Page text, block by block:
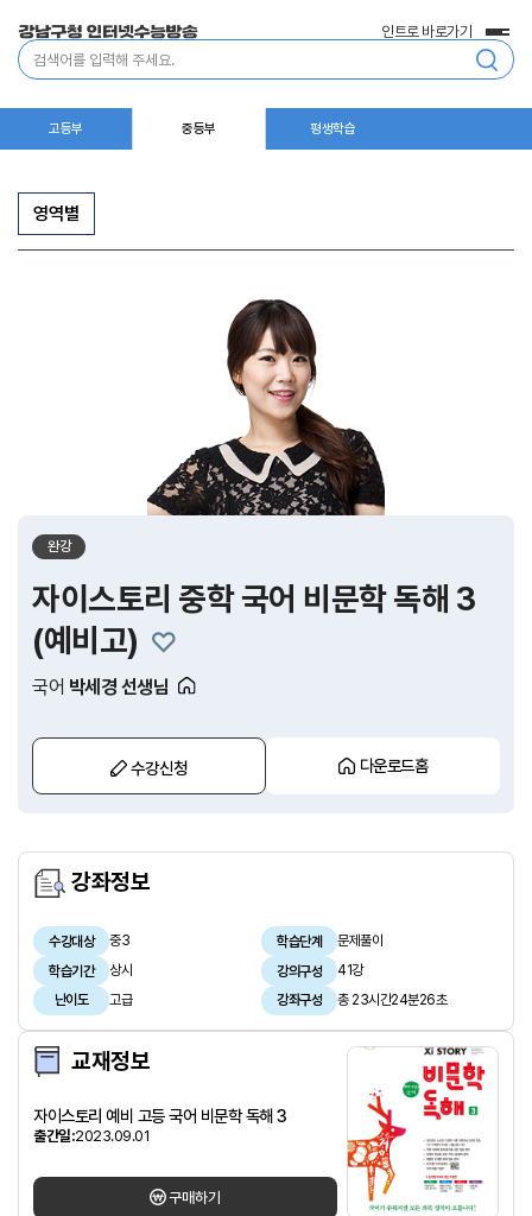
통
합
색
인트로 바로가기
전
체
메
고등부 중등부 평생학습
영역별
완강
자이스토리 중학 국어 비문학 독해 3
(예비고)
국어 박세경 선생님
수강신청 다운로드홈
강좌정보
수강대상 중3 학습단계
문제풀이
학습기간
상시 강의구성
41강
난이도
고급 강좌구성 총 23시간24분26초
교재정보
자이스토리 예비 고등 국어 비문학 독해 3
출간일:2023.09.01
구매하기